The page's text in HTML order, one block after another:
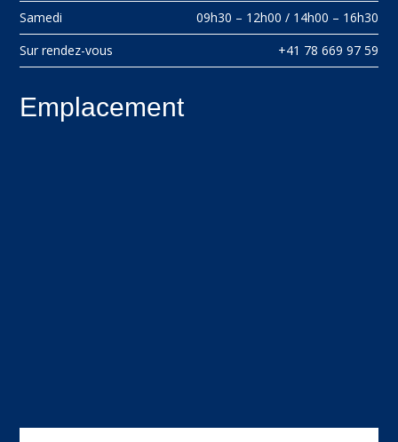
Samedi
09h30 – 12h00 / 14h00 – 16h30
Sur rendez-vous
+41 78 669 97 59
Emplacement